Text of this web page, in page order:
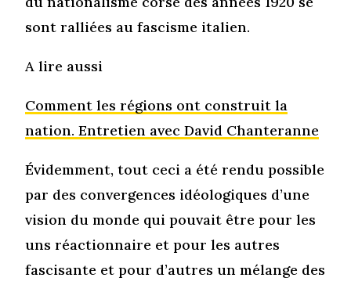
sont ralliées au fascisme italien.
A lire aussi
Comment les régions ont construit la
nation. Entretien avec David Chanteranne
Évidemment, tout ceci a été rendu possible
par des convergences idéologiques d’une
vision du monde qui pouvait être pour les
uns réactionnaire et pour les autres
fascisante et pour d’autres un mélange des